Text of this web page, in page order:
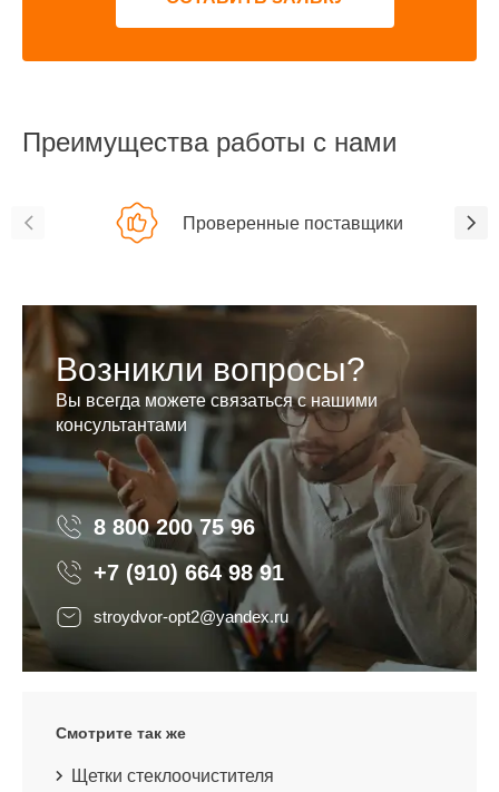
Преимущества работы с нами
Проверенные поставщики
Возникли вопросы?
Вы всегда можете связаться с нашими
консультантами
8 800 200 75 96 8 800 200 75 96
+7 (910) 664 98 91
stroydvor-opt2@yandex.ru
Смотрите так же
Щетки стеклоочистителя